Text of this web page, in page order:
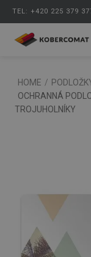
TEL: +420 225 379
HOME /
OCHRANNÁ
TROJUHOLNÍKY